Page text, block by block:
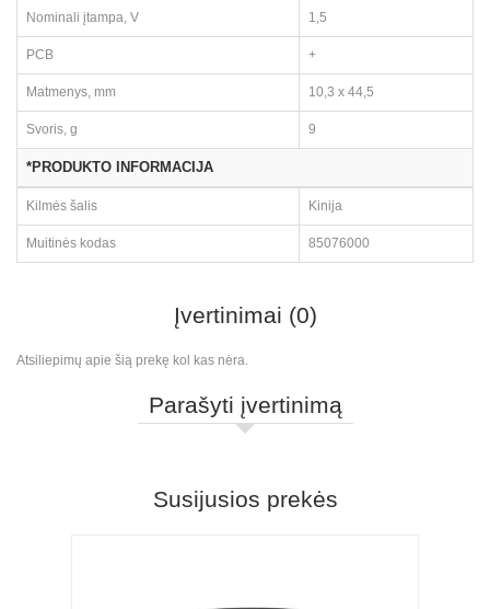
Nominali įtampa, V 1,5
PCB +
Matmenys, mm 10,3 x 44,5
Svoris, g 9
*PRODUKTO INFORMACIJA
Kilmės šalis Kinija
Muitinės kodas 85076000
Įvertinimai (0)
Atsiliepimų apie šią prekę kol kas nėra.
Parašyti įvertinimą
Susijusios prekės